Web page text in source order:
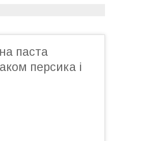
паста
персика і